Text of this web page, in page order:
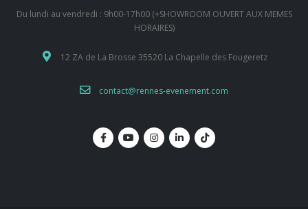
Du lundi au vendredi : 9h00-17h00 (+SHOWROOM OUVERT AUX MEMES
HORAIRES)
12 ZA de La Brosse 35520 La Chapelle des Fougeretz
contact@rennes-evenement.com